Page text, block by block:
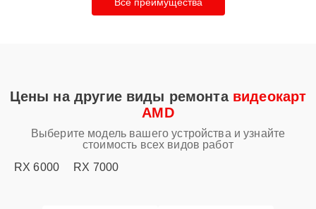
Цены на другие виды ремонта видеокарт
AMD
Выберите модель вашего устройства и узнайте
стоимость всех видов работ
RX 6000
RX 7000